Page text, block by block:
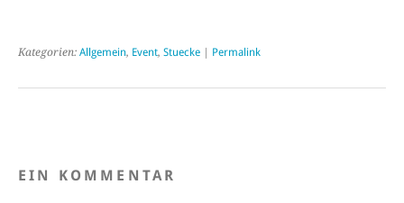
Kategorien: Allgemein, Event, Stuecke Permalink
EIN KOMMENTAR